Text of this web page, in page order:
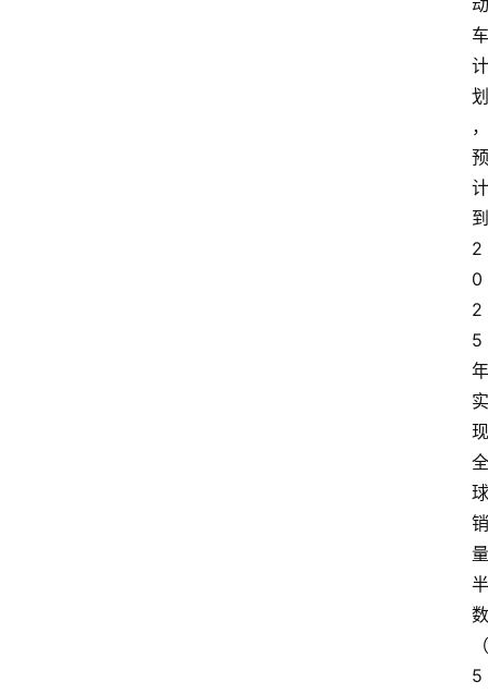
动
车
计
划
，
预
计
到
2
0
2
5
年
实
现
全
球
销
量
半
数
（
5